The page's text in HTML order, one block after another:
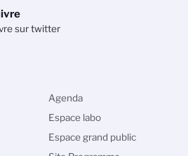
sur twitter
Agenda
Espace labo
Espace grand public